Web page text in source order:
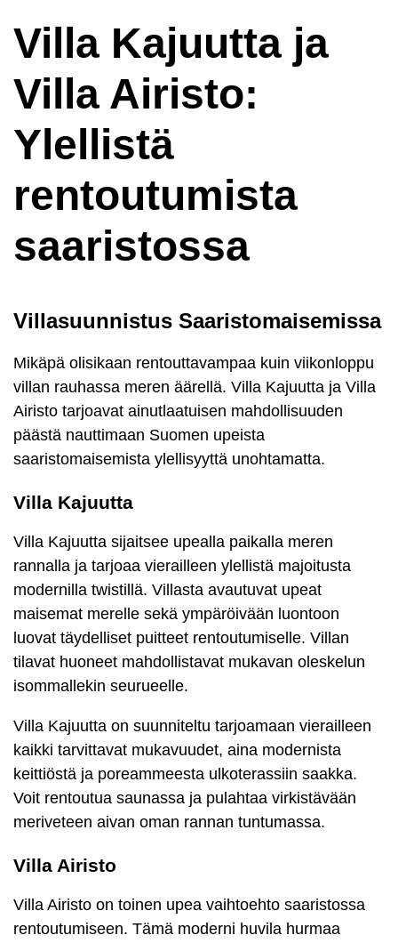
Villa Kajuutta ja
Villa Airisto:
Ylellistä
rentoutumista
saaristossa
Villasuunnistus Saaristomaisemissa
Mikäpä olisikaan rentouttavampaa kuin viikonloppu
villan rauhassa meren äärellä. Villa Kajuutta ja Villa
Airisto tarjoavat ainutlaatuisen mahdollisuuden
päästä nauttimaan Suomen upeista
saaristomaisemista ylellisyyttä unohtamatta.
Villa Kajuutta
Villa Kajuutta sijaitsee upealla paikalla meren
rannalla ja tarjoaa vierailleen ylellistä majoitusta
modernilla twistillä. Villasta avautuvat upeat
maisemat merelle sekä ympäröivään luontoon
luovat täydelliset puitteet rentoutumiselle. Villan
tilavat huoneet mahdollistavat mukavan oleskelun
isommallekin seurueelle.
Villa Kajuutta on suunniteltu tarjoamaan vierailleen
kaikki tarvittavat mukavuudet, aina modernista
keittiöstä ja poreammeesta ulkoterassiin saakka.
Voit rentoutua saunassa ja pulahtaa virkistävään
meriveteen aivan oman rannan tuntumassa.
Villa Airisto
Villa Airisto on toinen upea vaihtoehto saaristossa
rentoutumiseen. Tämä moderni huvila hurmaa